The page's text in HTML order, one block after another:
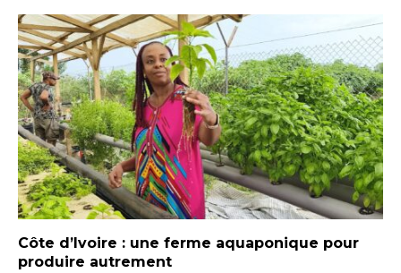
Côte d’Ivoire : une ferme aquaponique pour
produire autrement